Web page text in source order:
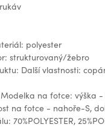
polyester
strukturovaný/žebro
Další vlastnosti:
na fotce: výška -
na fotce - nahoře-S,
70%POLYESTER,